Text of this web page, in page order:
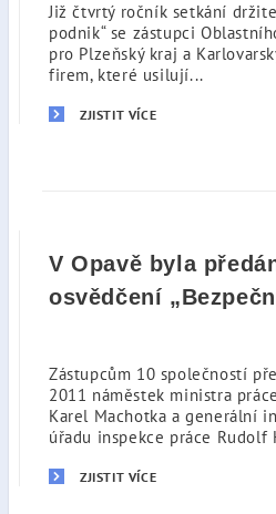
Již čtvrtý ročník setkání
podnik“ se zástupci
pro Plzeňský kraj a
firem, které usilují...
ZJISTIT VÍCE
V Opavě byla
osvědčení
Zástupcům 10 společností
2011 náměstek ministra
Karel Machotka a generální
úřadu inspekce práce Rudolf
ZJISTIT VÍCE